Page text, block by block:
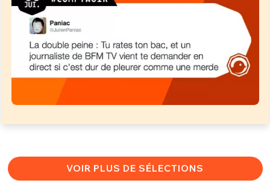
VOIR PLUS DE SÉLECTIONS